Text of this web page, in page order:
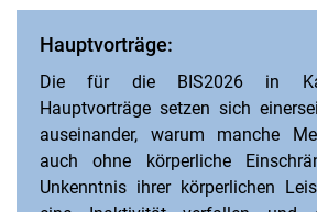
Hauptvorträge:
Die für die BIS2026 in
Hauptvorträge setzen sich
auseinander, warum manche
auch ohne körperliche
Unkenntnis ihrer körperlichen